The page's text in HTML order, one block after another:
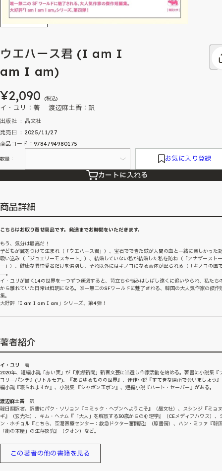
ウエハース君 (I am I
am I am)
¥2,090 (税込)
イ・ユリ：著 渡辺麻土香：訳
出版社 ‏ : ‎ 晶文社
発売日 ‏ : ‎ 2025/11/27
商品コード：9784794980175
数量： お気に入り登録
カートに入れる
商品詳細
こちらはお取り寄せ商品です。発送までお時間をいただきます。
もう、気分は最高だ！
子どもが翼をつけて生まれ（「ウエハース君」）、宝石でできた蚊が人間の血と一緒に楽しかった
吸い込み（「ジュエリーモスキート」）、結婚していない私が結婚した私を訪ね（「アナザースト
ー」）、健康な異性愛者だけを選別し、それ以外にはキノコになる液体が配られる（「キノコの国
……。
イ・ユリが描く14の世界を一つずつ通過すると、苛立ちや悩みはしばし遠くに追いやられ、私たち
から離れていた日常は鮮明になる。唯一無二のSFワールドに魅了される、韓国の大人気作家の傑作
集。
大好評「I am I am I am」シリーズ、第4弾！
著者紹介
イ・ユリ
著
2020年、短編小説「赤い実」が「京郷新聞」新春文芸に当選し作家活動を始める。著書に小説集『
コリーパンチ』(リトルモア)、『あらゆるものの世界』、連作小説『すてきな場所で会いましょう
編小説『寝られますか』、小説集 『シャボン玉ポン』、短編小説『ハート・セーバー』がある。
渡辺麻土香 訳
韓日翻訳者。訳書にパク・ソリョン『コミック・ヘブンへようこそ』（晶文社）、スシンジ『ミョ
ギ』（玄光社）、キム・ヘナム『「大人」を解放する30歳からの心理学』（CEメディアハウス）、
ン・ホチョル『こちら、空港医療センター：救急ドクター奮闘記』（原書房）、ハン・ミファ『韓
「街の本屋」の生存探究』（クオン）など。
この著者の他の書籍を見る